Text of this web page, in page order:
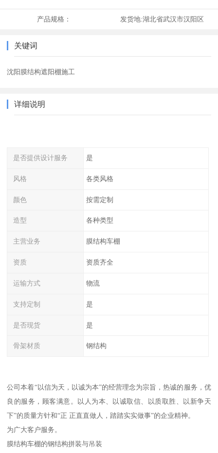
产品规格： 发货地:湖北省武汉市汉阳区
关键词
沈阳膜结构遮阳棚施工
详细说明
是否提供设计服务 是
风格 各类风格
颜色 按需定制
造型 各种类型
主营业务 膜结构车棚
资质 资质齐全
运输方式 物流
支持定制 是
是否现货 是
骨架材质 钢结构
公司本着“以信为天，以诚为本”的经营理念为宗旨，热诚的服务，优
良的服务，顾客满意。以人为本、以诚取信、以质取胜、以新争天
下”的质量方针和“正 正直直做人，踏踏实实做事”的企业精神。
为广大客户服务。
膜结构车棚的钢结构拼装与吊装